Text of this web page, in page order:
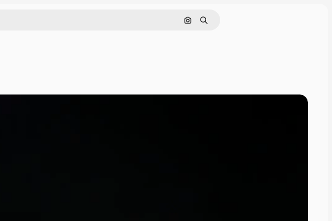
Pesquisar por imagem
Buscar